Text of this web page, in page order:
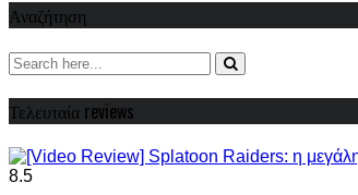
Αναζήτηση
Τελευταία reviews
8.5